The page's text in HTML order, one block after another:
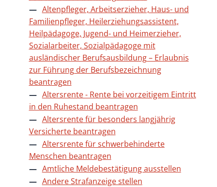
Altenpfleger, Arbeitserzieher, Haus- und
Familienpfleger, Heilerziehungsassistent,
Heilpädagoge, Jugend- und Heimerzieher,
Sozialarbeiter, Sozialpädagoge mit
ausländischer Berufsausbildung – Erlaubnis
zur Führung der Berufsbezeichnung
beantragen
Altersrente - Rente bei vorzeitigem Eintritt
in den Ruhestand beantragen
Altersrente für besonders langjährig
Versicherte beantragen
Altersrente für schwerbehinderte
Menschen beantragen
Amtliche Meldebestätigung ausstellen
Andere Strafanzeige stellen